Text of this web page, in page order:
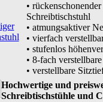
• rückenschonender
Schreibtischstuhl
• atmungsaktiver
• vierfach
• stufenlos
• 8-fach
• verstellbare
Hochwertige und
Schreibtischstühle und